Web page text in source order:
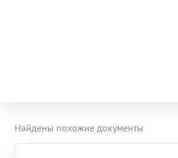
Найдены похожие документы